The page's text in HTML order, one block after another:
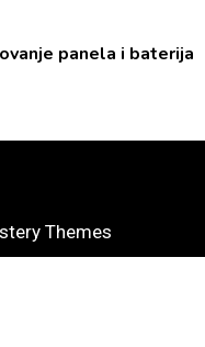
panela i baterija
Themes